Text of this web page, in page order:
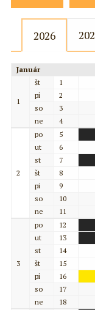
2026
Január
1
št
1
pi
2
so
3
ne
4
2
po
5
ut
6
st
7
št
8
pi
9
so
10
ne
11
3
po
12
ut
13
st
14
št
15
pi
16
so
17
ne
18